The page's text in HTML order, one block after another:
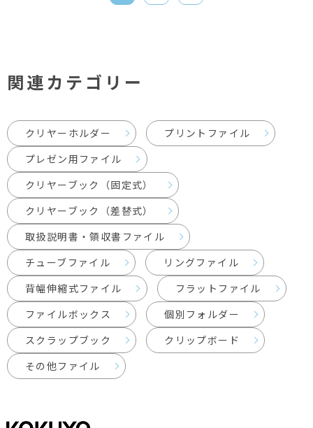
関連カテゴリー
クリヤーホルダー
プリントファイル
プレゼン用ファイル
クリヤーブック（固定式）
クリヤーブック（差替式）
取扱説明書・領収書ファイル
チューブファイル
リングファイル
背幅伸縮式ファイル
フラットファイル
ファイルボックス
個別フォルダー
スクラップブック
クリップボード
その他ファイル